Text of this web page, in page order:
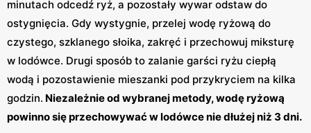
minutach odcedź ryż, a pozostały wywar odstaw do
ostygnięcia. Gdy wystygnie, przelej wodę ryżową do
czystego, szklanego słoika, zakręć i przechowuj miksturę
w lodówce. Drugi sposób to zalanie garści ryżu ciepłą
wodą i pozostawienie mieszanki pod przykryciem na kilka
godzin. Niezależnie od wybranej metody, wodę ryżową
powinno się przechowywać w lodówce nie dłużej niż 3 dni.